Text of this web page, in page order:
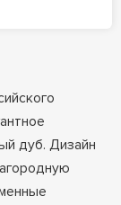
дуб. Дизайн